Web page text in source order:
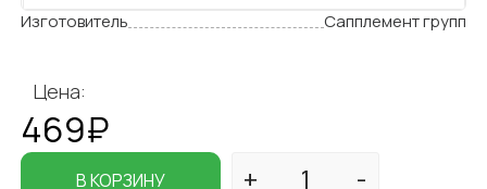
Изготовитель Сапплемент групп
Цена:
469₽
В КОРЗИНУ